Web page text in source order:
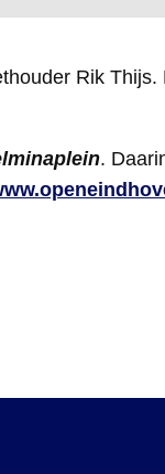
Rik
.